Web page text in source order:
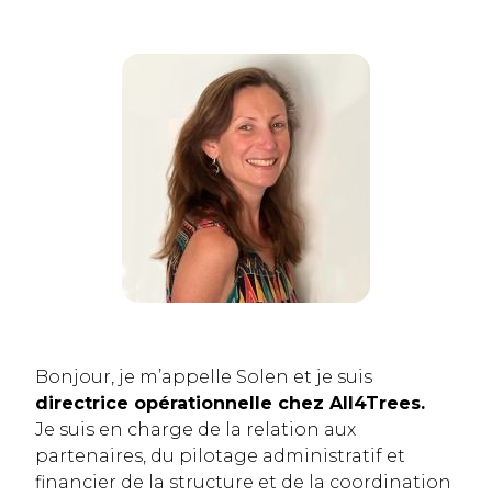
Bonjour, je m’appelle Solen et je suis
directrice opérationnelle chez All4Trees.
Je suis en charge de la relation aux
partenaires, du pilotage administratif et
financier de la structure et de la coordination